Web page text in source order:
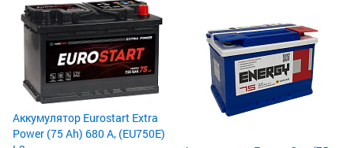
Аккумулятор Eurostart Extra
Power (75 Ah) 680 А, (EU750E)